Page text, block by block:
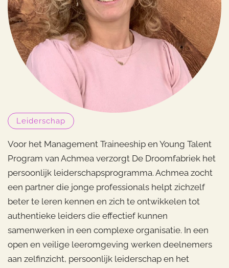
Leiderschap
Voor het Management Traineeship en Young Talent
Program van Achmea verzorgt De Droomfabriek het
persoonlijk leiderschapsprogramma. Achmea zocht
een partner die jonge professionals helpt zichzelf
beter te leren kennen en zich te ontwikkelen tot
authentieke leiders die effectief kunnen
samenwerken in een complexe organisatie. In een
open en veilige leeromgeving werken deelnemers
aan zelfinzicht, persoonlijk leiderschap en het